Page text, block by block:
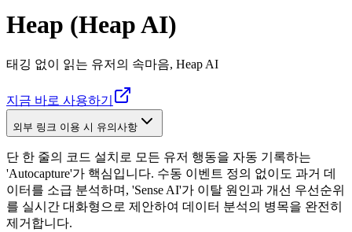
Heap (Heap AI)
태깅 없이 읽는 유저의 속마음, Heap AI
지금 바로 사용하기
외부 링크 이용 시 유의사항
단 한 줄의 코드 설치로 모든 유저 행동을 자동 기록하는
'Autocapture'가 핵심입니다. 수동 이벤트 정의 없이도 과거 데
이터를 소급 분석하며, 'Sense AI'가 이탈 원인과 개선 우선순위
를 실시간 대화형으로 제안하여 데이터 분석의 병목을 완전히
제거합니다.